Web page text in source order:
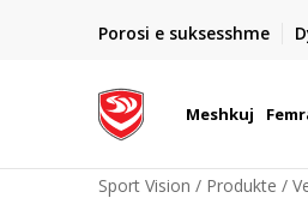
Porosi e suksesshme
- për të gjitha porositë
Meshkuj
Sport Vision Produkte